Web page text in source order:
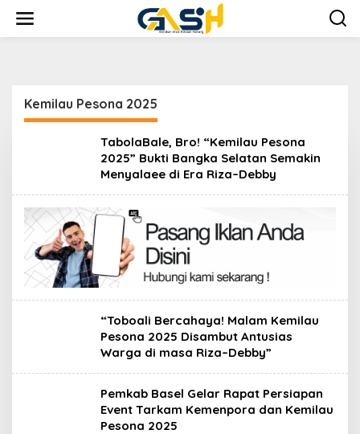
konten
Kemilau Pesona 2025
TabolaBale, Bro! “Kemilau Pesona
2025” Bukti Bangka Selatan Semakin
Menyalaee di Era Riza–Debby
“Toboali Bercahaya! Malam Kemilau
Pesona 2025 Disambut Antusias
Warga di masa Riza–Debby”
Pemkab Basel Gelar Rapat Persiapan
Event Tarkam Kemenpora dan Kemilau
Pesona 2025